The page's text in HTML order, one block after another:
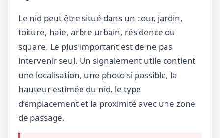
Le nid peut être situé dans un cour, jardin,
toiture, haie, arbre urbain, résidence ou
square. Le plus important est de ne pas
intervenir seul. Un signalement utile contient
une localisation, une photo si possible, la
hauteur estimée du nid, le type
d’emplacement et la proximité avec une zone
de passage.